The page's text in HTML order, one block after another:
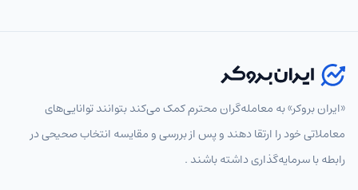
«ایران بروکر» به معامله‌گران محترم کمک می‌کند بتوانند توانایی‌های
معاملاتی خود را ارتقا دهند و پس از بررسی و مقایسه انتخاب‌ صحیحی در
رابطه با سرمایه‌گذاری داشته باشند .